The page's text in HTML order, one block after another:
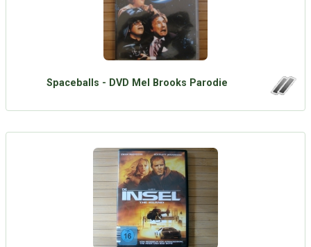
Spaceballs - DVD Mel Brooks Parodie